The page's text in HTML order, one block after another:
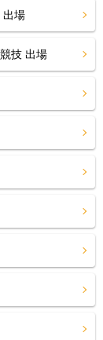
出場
技 出場